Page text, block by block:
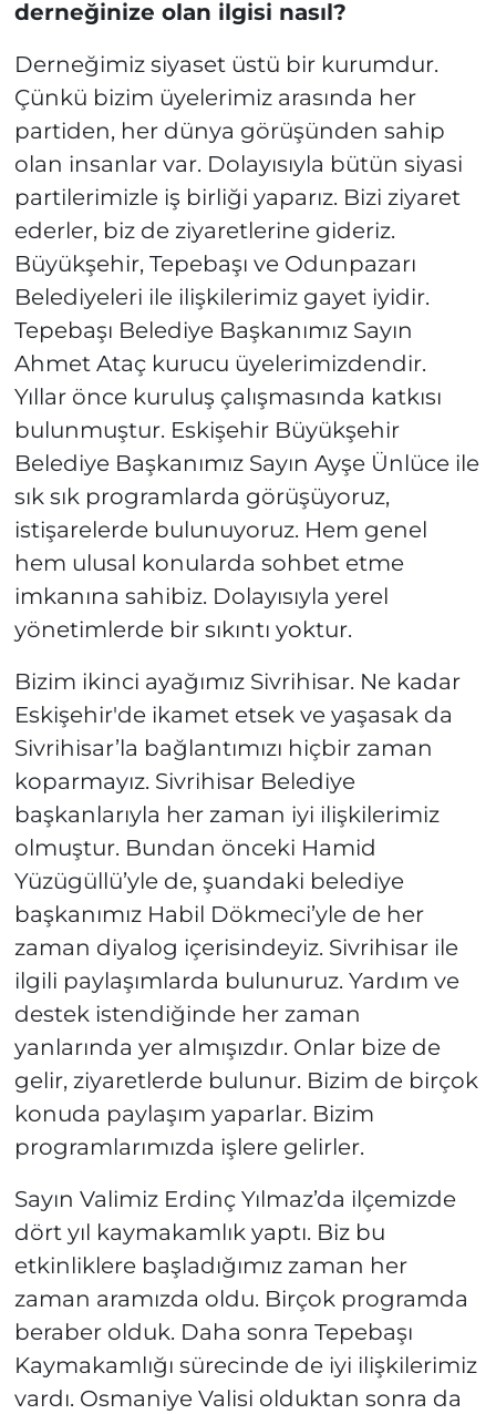
derneğinize olan ilgisi nasıl?
Derneğimiz siyaset üstü bir kurumdur.
Çünkü bizim üyelerimiz arasında her
partiden, her dünya görüşünden sahip
olan insanlar var. Dolayısıyla bütün siyasi
partilerimizle iş birliği yaparız. Bizi ziyaret
ederler, biz de ziyaretlerine gideriz.
Büyükşehir, Tepebaşı ve Odunpazarı
Belediyeleri ile ilişkilerimiz gayet iyidir.
Tepebaşı Belediye Başkanımız Sayın
Ahmet Ataç kurucu üyelerimizdendir.
Yıllar önce kuruluş çalışmasında katkısı
bulunmuştur. Eskişehir Büyükşehir
Belediye Başkanımız Sayın Ayşe Ünlüce ile
sık sık programlarda görüşüyoruz,
istişarelerde bulunuyoruz. Hem genel
hem ulusal konularda sohbet etme
imkanına sahibiz. Dolayısıyla yerel
yönetimlerde bir sıkıntı yoktur.
Bizim ikinci ayağımız Sivrihisar. Ne kadar
Eskişehir'de ikamet etsek ve yaşasak da
Sivrihisar’la bağlantımızı hiçbir zaman
koparmayız. Sivrihisar Belediye
başkanlarıyla her zaman iyi ilişkilerimiz
olmuştur. Bundan önceki Hamid
Yüzügüllü’yle de, şuandaki belediye
başkanımız Habil Dökmeci’yle de her
zaman diyalog içerisindeyiz. Sivrihisar ile
ilgili paylaşımlarda bulunuruz. Yardım ve
destek istendiğinde her zaman
yanlarında yer almışızdır. Onlar bize de
gelir, ziyaretlerde bulunur. Bizim de birçok
konuda paylaşım yaparlar. Bizim
programlarımızda işlere gelirler.
Sayın Valimiz Erdinç Yılmaz’da ilçemizde
dört yıl kaymakamlık yaptı. Biz bu
etkinliklere başladığımız zaman her
zaman aramızda oldu. Birçok programda
beraber olduk. Daha sonra Tepebaşı
Kaymakamlığı sürecinde de iyi ilişkilerimiz
vardı. Osmaniye Valisi olduktan sonra da